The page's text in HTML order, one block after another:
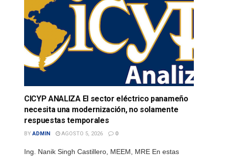
CICYP ANALIZA El sector eléctrico panameño
necesita una modernización, no solamente
respuestas temporales
BY ADMIN AGOSTO 5, 2026 0
Ing. Nanik Singh Castillero, MEEM, MRE En estas